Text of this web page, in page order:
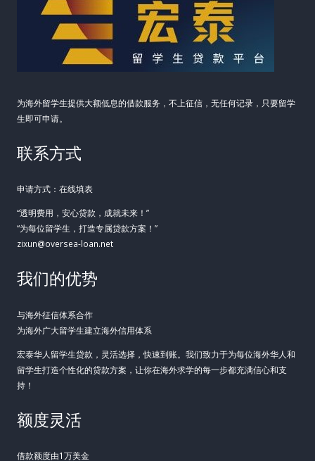
为海外留学生提供大额低息的借款服务，不上征信，无任何记录，只要留学
生即可申请。
联系方式
申请方式：在线填表
“透明费用，安心贷款，成就未来！”
“为每位留学生，打造专属贷款方案！”
zixun@oversea-loan.net
我们的优势
与海外征信体系合作
为海外广大留学生建立海外信用体系
宏泰华人留学生贷款，灵活选择，快速到账。我们致力于为每位海外华人和
留学生打造个性化的贷款方案，让你在海外求学的每一步都充满信心和支
持！
额度灵活
借款额度由1万美金